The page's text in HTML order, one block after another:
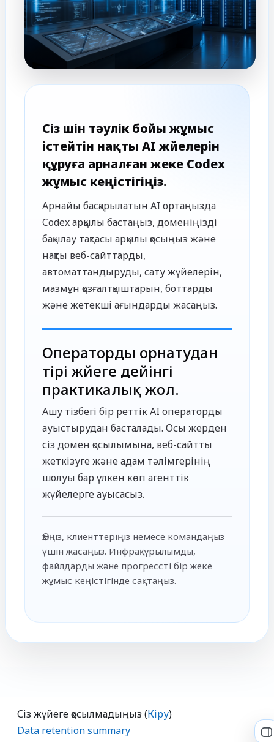
Сіз үшін тәулік бойы жұмыс
істейтін нақты AI жүйелерін
құруға арналған жеке Codex
жұмыс кеңістігіңіз.
Арнайы басқарылатын AI ортаңызда
Codex арқылы бастаңыз, доменіңізді
бақылау тақтасы арқылы қосыңыз және
нақты веб-сайттарды,
автоматтандыруды, сату жүйелерін,
мазмұн қозғалтқыштарын, боттарды
және жетекші ағындарды жасаңыз.
Операторды орнатудан
тірі жүйеге дейінгі
практикалық жол.
Ашу тізбегі бір реттік AI операторды
ауыстырудан басталады. Осы жерден
сіз домен қосылымына, веб-сайтты
жеткізуге және адам тәлімгерінің
шолуы бар үлкен көп агенттік
жүйелерге ауысасыз.
Өзіңіз, клиенттеріңіз немесе командаңыз
үшін жасаңыз. Инфрақұрылымды,
файлдарды және прогрессті бір жеке
жұмыс кеңістігінде сақтаңыз.
Сіз жүйеге қосылмадыңыз (Кіру)
Data retention summary